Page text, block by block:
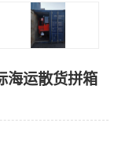
海运散货拼箱